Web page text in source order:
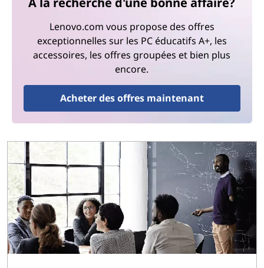
Lenovo.com vous propose des offres
exceptionnelles sur les PC éducatifs A+, les
accessoires, les offres groupées et bien plus
encore.
Acheter des offres maintenant